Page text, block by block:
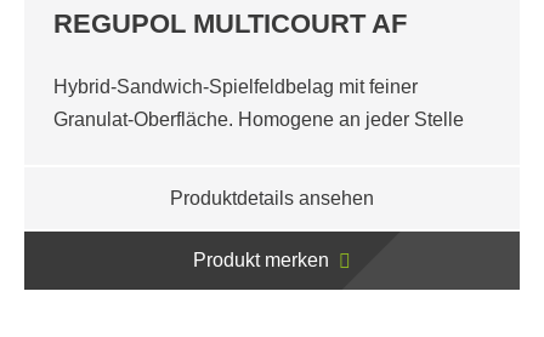
REGUPOL MULTICOURT AF
Hybrid-Sandwich-Spielfeldbelag mit feiner
Granulat-Oberfläche. Homogene an jeder Stelle
Produktdetails ansehen
Produkt merken